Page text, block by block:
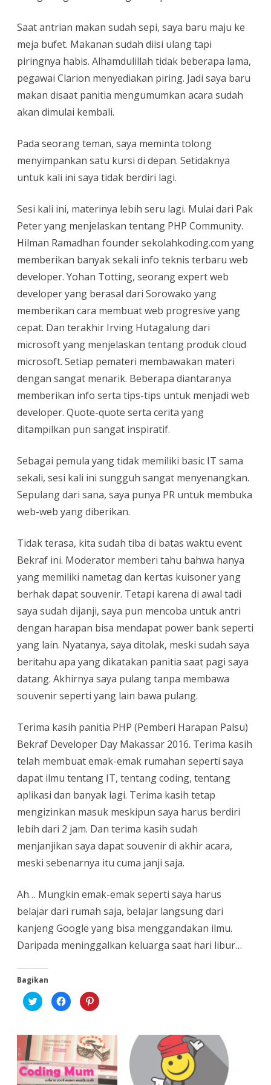
Saat antrian makan sudah sepi, saya baru maju ke
meja bufet. Makanan sudah diisi ulang tapi
piringnya habis. Alhamdulillah tidak beberapa lama,
pegawai Clarion menyediakan piring. Jadi saya baru
makan disaat panitia mengumumkan acara sudah
akan dimulai kembali.
Pada seorang teman, saya meminta tolong
menyimpankan satu kursi di depan. Setidaknya
untuk kali ini saya tidak berdiri lagi.
Sesi kali ini, materinya lebih seru lagi. Mulai dari Pak
Peter yang menjelaskan tentang PHP Community.
Hilman Ramadhan founder sekolahkoding.com yang
memberikan banyak sekali info teknis terbaru web
developer. Yohan Totting, seorang expert web
developer yang berasal dari Sorowako yang
memberikan cara membuat web progresive yang
cepat. Dan terakhir Irving Hutagalung dari
microsoft yang menjelaskan tentang produk cloud
microsoft. Setiap pemateri membawakan materi
dengan sangat menarik. Beberapa diantaranya
memberikan info serta tips-tips untuk menjadi web
developer. Quote-quote serta cerita yang
ditampilkan pun sangat inspiratif.
Sebagai pemula yang tidak memiliki basic IT sama
sekali, sesi kali ini sungguh sangat menyenangkan.
Sepulang dari sana, saya punya PR untuk membuka
web-web yang diberikan.
Tidak terasa, kita sudah tiba di batas waktu event
Bekraf ini. Moderator memberi tahu bahwa hanya
yang memiliki nametag dan kertas kuisoner yang
berhak dapat souvenir. Tetapi karena di awal tadi
saya sudah dijanji, saya pun mencoba untuk antri
dengan harapan bisa mendapat power bank seperti
yang lain. Nyatanya, saya ditolak, meski sudah saya
beritahu apa yang dikatakan panitia saat pagi saya
datang. Akhirnya saya pulang tanpa membawa
souvenir seperti yang lain bawa pulang.
Terima kasih panitia PHP (Pemberi Harapan Palsu)
Bekraf Developer Day Makassar 2016. Terima kasih
telah membuat emak-emak rumahan seperti saya
dapat ilmu tentang IT, tentang coding, tentang
aplikasi dan banyak lagi. Terima kasih tetap
mengizinkan masuk meskipun saya harus berdiri
lebih dari 2 jam. Dan terima kasih sudah
menjanjikan saya dapat souvenir di akhir acara,
meski sebenarnya itu cuma janji saja.
Ah… Mungkin emak-emak seperti saya harus
belajar dari rumah saja, belajar langsung dari
kanjeng Google yang bisa menggandakan ilmu.
Daripada meninggalkan keluarga saat hari libur…
Bagikan
K
l
n
u
k
b
e
r
K
l
n
t
m
e
m
K
l
n
t
u
k
b
e
r